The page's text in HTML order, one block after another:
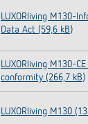
LUXORliving M130-
Data Act (59,6 kB)
LUXORliving M130-
conformity (266,7 kB)
LUXORliving M130